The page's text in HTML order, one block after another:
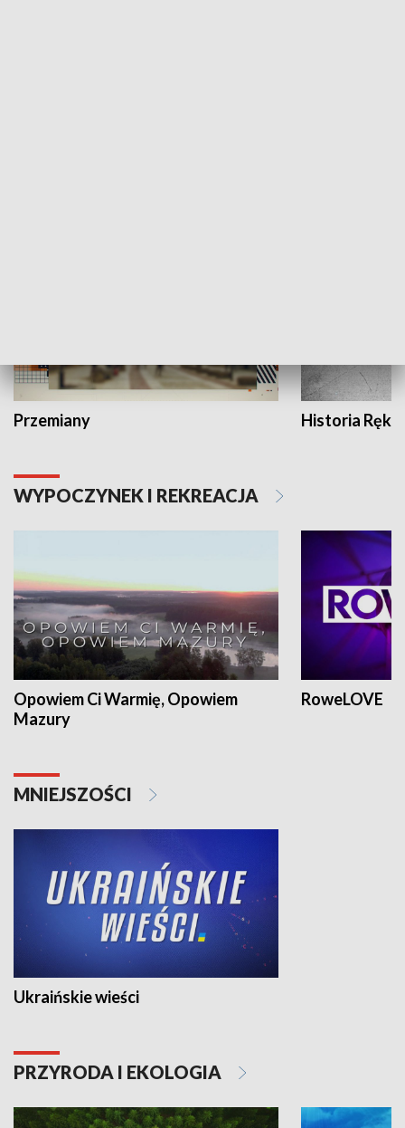
Przemiany Historia Ręką
WYPOCZYNEK I REKREACJA
Opowiem Ci Warmię, Opowiem
Mazury
RoweLOVE
MNIEJSZOŚCI
Ukraińskie wieści
PRZYRODA I EKOLOGIA